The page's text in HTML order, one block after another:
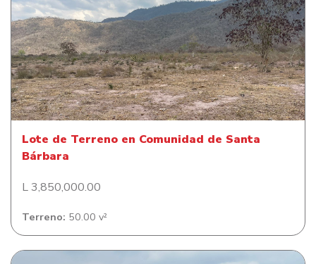
Lote de Terreno en Comunidad de Santa Bárbara
Lote de Terreno en Comunidad de Santa
Bárbara
L 3,850,000.00
Terreno: 50.00 v²